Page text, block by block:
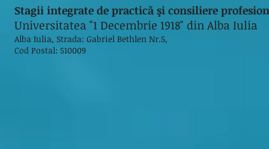
Stagii integrate de practică şi consiliere
Universitatea "1 Decembrie 1918" din Alba Iulia
Alba Iulia, Strada: Gabriel Bethlen Nr.5,
Cod Postal: 510009